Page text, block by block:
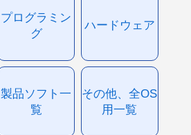
プログラミン
グ
ハードウェア
製品ソフト一
覧
その他、全OS
用一覧